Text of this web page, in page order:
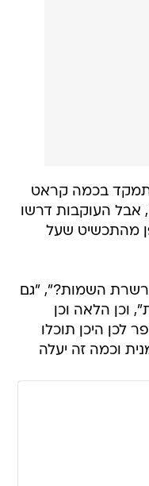
בכמה קראט
אבל העוקבות דרשו
מהתכשיט שעל
השמות?", "גם
וכן הלאה וכן
לכן היכן תוכלו
וכמה זה יעלה